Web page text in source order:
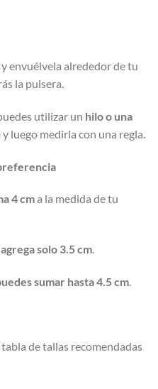
y envuélvela alrededor de tu
la pulsera.
utilizar un hilo o una
y luego medirla con una regla.
4 cma la medida de tu
agrega solo 3.5 cm.
sumar hasta 4.5 cm.
de tallas recomendadas